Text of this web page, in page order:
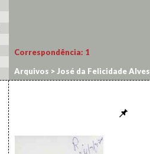
Correspondência: 1
Arquivos > José da Felicidade Alves